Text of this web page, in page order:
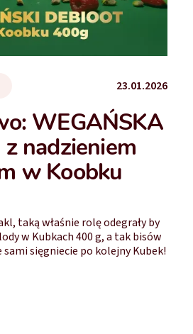
23.01.2026
WEGAŃSKA
z nadzieniem
w Koobku
taką właśnie rolę odegrały by
w Kubkach 400 g, a tak bisów
sami sięgniecie po kolejny Kubek!